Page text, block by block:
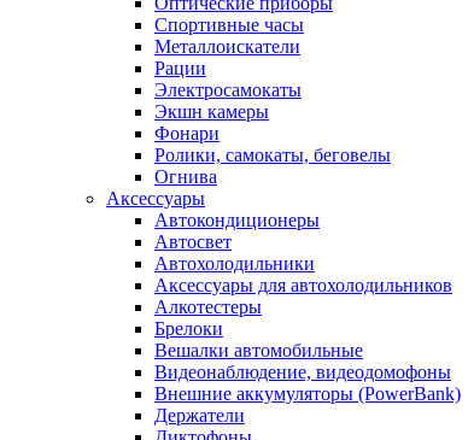
Спортивные часы
Металлоискатели
Рации
Электросамокаты
Экшн камеры
Фонари
Ролики, самокаты, беговелы
Огнива
Аксессуары
Автокондиционеры
Aвтосвет
Автохолодильники
Аксессуары для автохолодильников
Алкотестеры
Брелоки
Вешалки автомобильные
Видеонаблюдение, видеодомофоны
Внешние аккумуляторы (PowerBank)
Держатели